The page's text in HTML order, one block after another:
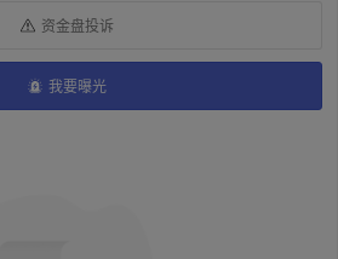
资金盘投诉
我要曝光